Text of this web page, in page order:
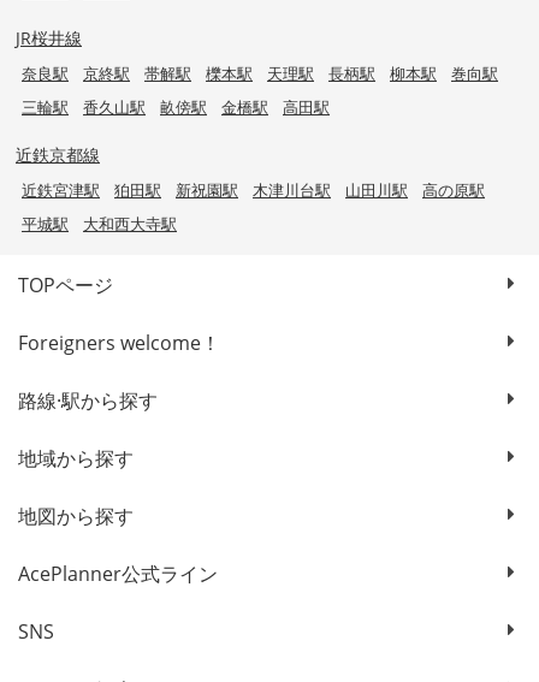
JR桜井線
奈良駅 京終駅 帯解駅 櫟本駅 天理駅 長柄駅 柳本駅
巻向駅
三輪駅
香久山駅 畝傍駅 金橋駅 高田駅
近鉄京都線
近鉄宮津駅 狛田駅 新祝園駅 木津川台駅 山田川駅
高の原駅
平城駅
大和西大寺駅
TOPページ
Foreigners welcome！
路線·駅から探す
地域から探す
地図から探す
AcePlanner公式ライン
SNS